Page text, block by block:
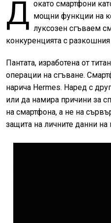
Д окато смартфони
мощни функции на
луксозен сгъваем
конкуренцията с
Пантата, изработена от
операции на сгъване.
нарича Hermes. Наред с
или да намира причини за
на смартфона, а не на
защита на личните данни на